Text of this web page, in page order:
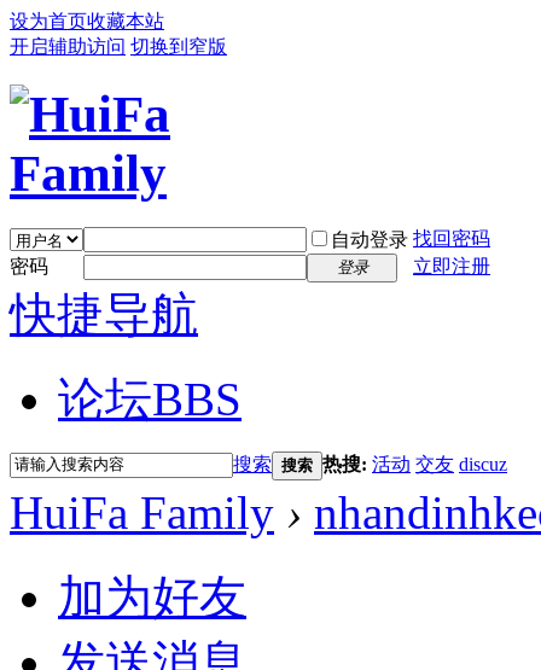
设为首页收藏本站
开启辅助访问 切换到窄版
自动登录 找回密码
密码
登录 立即注册
快捷导航
论坛BBS
搜索 搜索 热搜: 活动 交友 discuz
HuiFa Family ›
加为好友